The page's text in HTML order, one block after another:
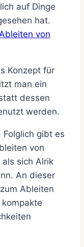
auf Dinge
hat.
von
Konzept für
man ein
dessen
werden.
Folglich gibt es
von
sich Alrik
An dieser
Ableiten